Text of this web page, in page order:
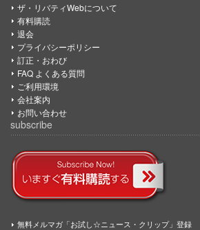
ザ・リバティWebについて
有料購読
退会
プライバシーポリシー
訂正・おわび
FAQ よくある質問
ご利用環境
会社案内
お問い合わせ
subscribe
無料メルマガ「お試し☆ニュース・クリップ」登録